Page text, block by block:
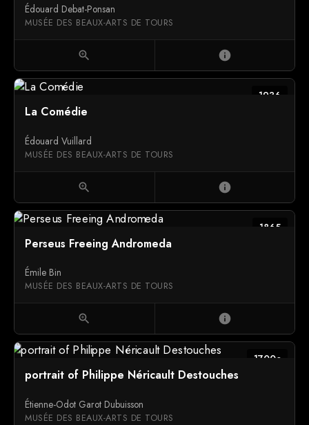
Édouard Debat-Ponsan
MUSÉE DES BEAUX-ARTS DE TOURS
zoom_in info
1936
La Comédie
Édouard Vuillard
MUSÉE DES BEAUX-ARTS DE TOURS
zoom_in info
1865
Perseus Freeing Andromeda
Émile Bin
MUSÉE DES BEAUX-ARTS DE TOURS
zoom_in info
1700c
portrait of Philippe Néricault Destouches
Étienne-Odot Garot Dubuisson
MUSÉE DES BEAUX-ARTS DE TOURS